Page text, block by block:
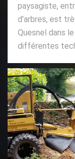
paysagiste,
d’arbres, est
Quesnel dans
différentes